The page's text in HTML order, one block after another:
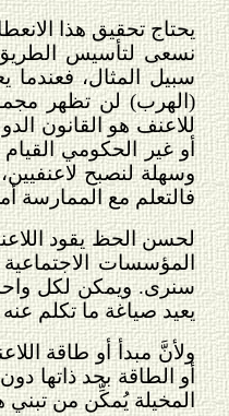
يحتاج تحقيق هذا
نسعى لتأسيس الطريق
سبيل المثال،
(الهرب) لن تظهر
للاعنف هو القانون
أو غير الحكومي
وسهلة لنصبح
فالتعلم مع الممارسة
لحسن الحظ يقود
المؤسسات
سنرى. ويمكن لكل واحد
يعيد صياغة ما تكلم
ولأنَّ مبدأ أو طاقة
أو الطاقة بحد ذاتها
المخيلة يُمكِّن من تبني